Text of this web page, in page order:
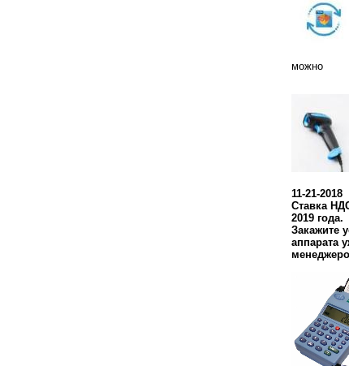
можно
11-21-2018
Ставка
2019 года.
Закажите
аппарата